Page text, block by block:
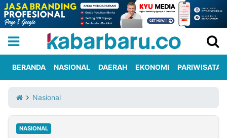
Iklan
Berita
Kami
BERANDA NASIONAL DAERAH EKONOMI PARIWISATA
Nasional
NASIONAL